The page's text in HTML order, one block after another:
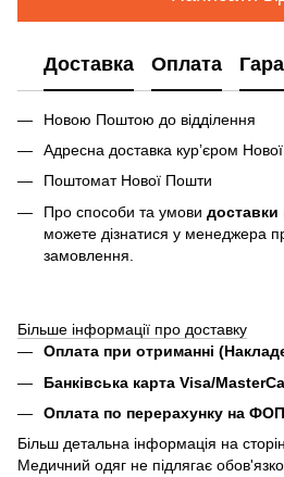
Доставка Оплата
Новою Поштою до відділення
Адресна доставка курʼєром
Поштомат Нової Пошти
Про способи та умови доставки
можете дізнатися у менеджера
замовлення.
Більше інформації про доставку
Оплата при отриманні
Банківська карта Visa/
Оплата по перерахунку на
Більш детальна інформація на
Медичний одяг не підлягає